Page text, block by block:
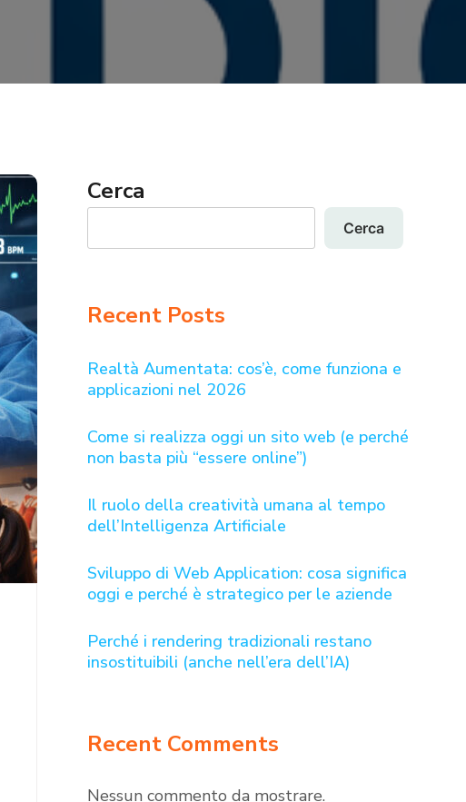
Cerca
Cerca
Recent Posts
Realtà Aumentata: cos’è, come funziona e
applicazioni nel 2026
Come si realizza oggi un sito web (e perché
non basta più “essere online”)
Il ruolo della creatività umana al tempo
dell’Intelligenza Artificiale
Sviluppo di Web Application: cosa significa
oggi e perché è strategico per le aziende
Perché i rendering tradizionali restano
insostituibili (anche nell’era dell’IA)
Recent Comments
Nessun commento da mostrare.